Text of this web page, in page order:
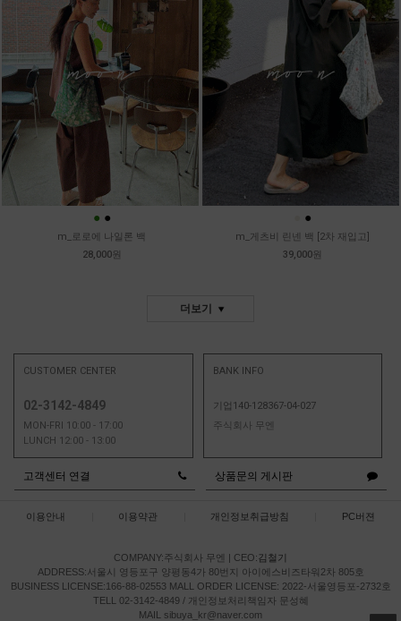
● ●
m_로로에 나일론 백
28,000원
●
m_게츠비 린넨 백 [2차 재입고]
39,000원
더보기
CUSTOMER CENTER
02-3142-4849
MON-FRI 10:00 - 17:00
LUNCH 12:00 - 13:00
BANK INFO
기업140-128367-04-027
주식회사 무엔
고객센터 연결 상품문의 게시판
이용안내 이용약관 개인정보취급방침 PC버젼
COMPANY:주식회사 무엔 | CEO:김철기
ADDRESS:서울시 영등포구 양평동4가 80번지 아이에스비즈타워2차 805호
BUSINESS LICENSE:166-88-02553 MALL ORDER LICENSE: 2022-서울영등포-2732호
TELL 02-3142-4849 / 개인정보처리책임자 문성혜
MAIL sibuya_kr@naver.com